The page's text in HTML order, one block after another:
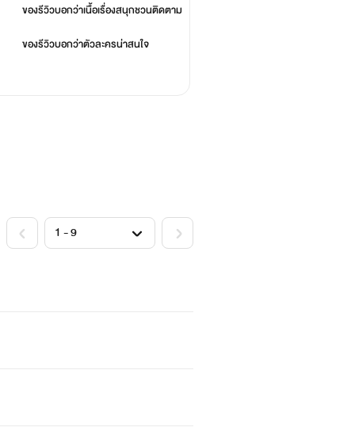
ของรีวิวบอกว่าเนื้อเรื่องสนุกชวนติดตาม
ของรีวิวบอกว่าตัวละครน่าสนใจ